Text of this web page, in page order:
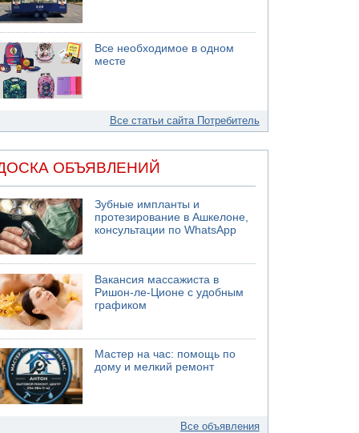
Все необходимое в одном
месте
Все статьи сайта Потребитель
ОБЪЯВЛЕНИЙ
Зубные импланты и
протезирование в Ашкелоне,
консультации по WhatsApp
Вакансия массажиста в
Ришон-ле-Ционе с удобным
графиком
Мастер на час: помощь по
дому и мелкий ремонт
Все объявления